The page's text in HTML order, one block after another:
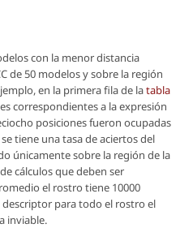
con la menor distancia
de 50 modelos y sobre la región
en la primera fila de latabla
correspondientes a la expresión
posiciones fueron ocupadas
tiene una tasa de aciertos del
únicamente sobre la región de la
cálculos que deben ser
el rostro tiene 10000
descriptor para todo el rostro el
inviable.